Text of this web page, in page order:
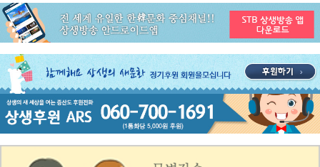
공지사항
ON AIR 서비스 장애 복구 안내
공지사항
STB 5월4주(5.25~5.31) 주간 추천 프로그램